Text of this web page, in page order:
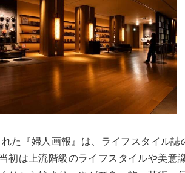
た『婦人画報』は、ライフスタイル誌
初は上流階級のライフスタイルや美意